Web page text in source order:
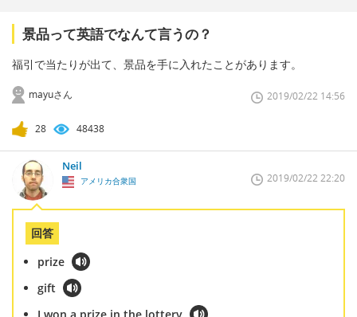
景品って英語でなんて言うの？
福引で当たりが出て、景品を手に入れたことがあります。
mayuさん 2019/02/22 14:56
28 48438
Neil
アメリカ合衆国 2019/02/22 22:20
回答
prize
gift